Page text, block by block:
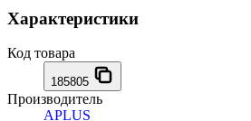
Характеристики
Код товара
185805
Производитель
APLUS